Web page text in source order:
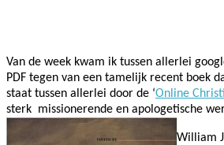
Van de week kwam ik tussen allerlei
PDF tegen van een tamelijk recent boek
staat tussen allerlei door de ‘Online
sterk missionerende en apologetische
William